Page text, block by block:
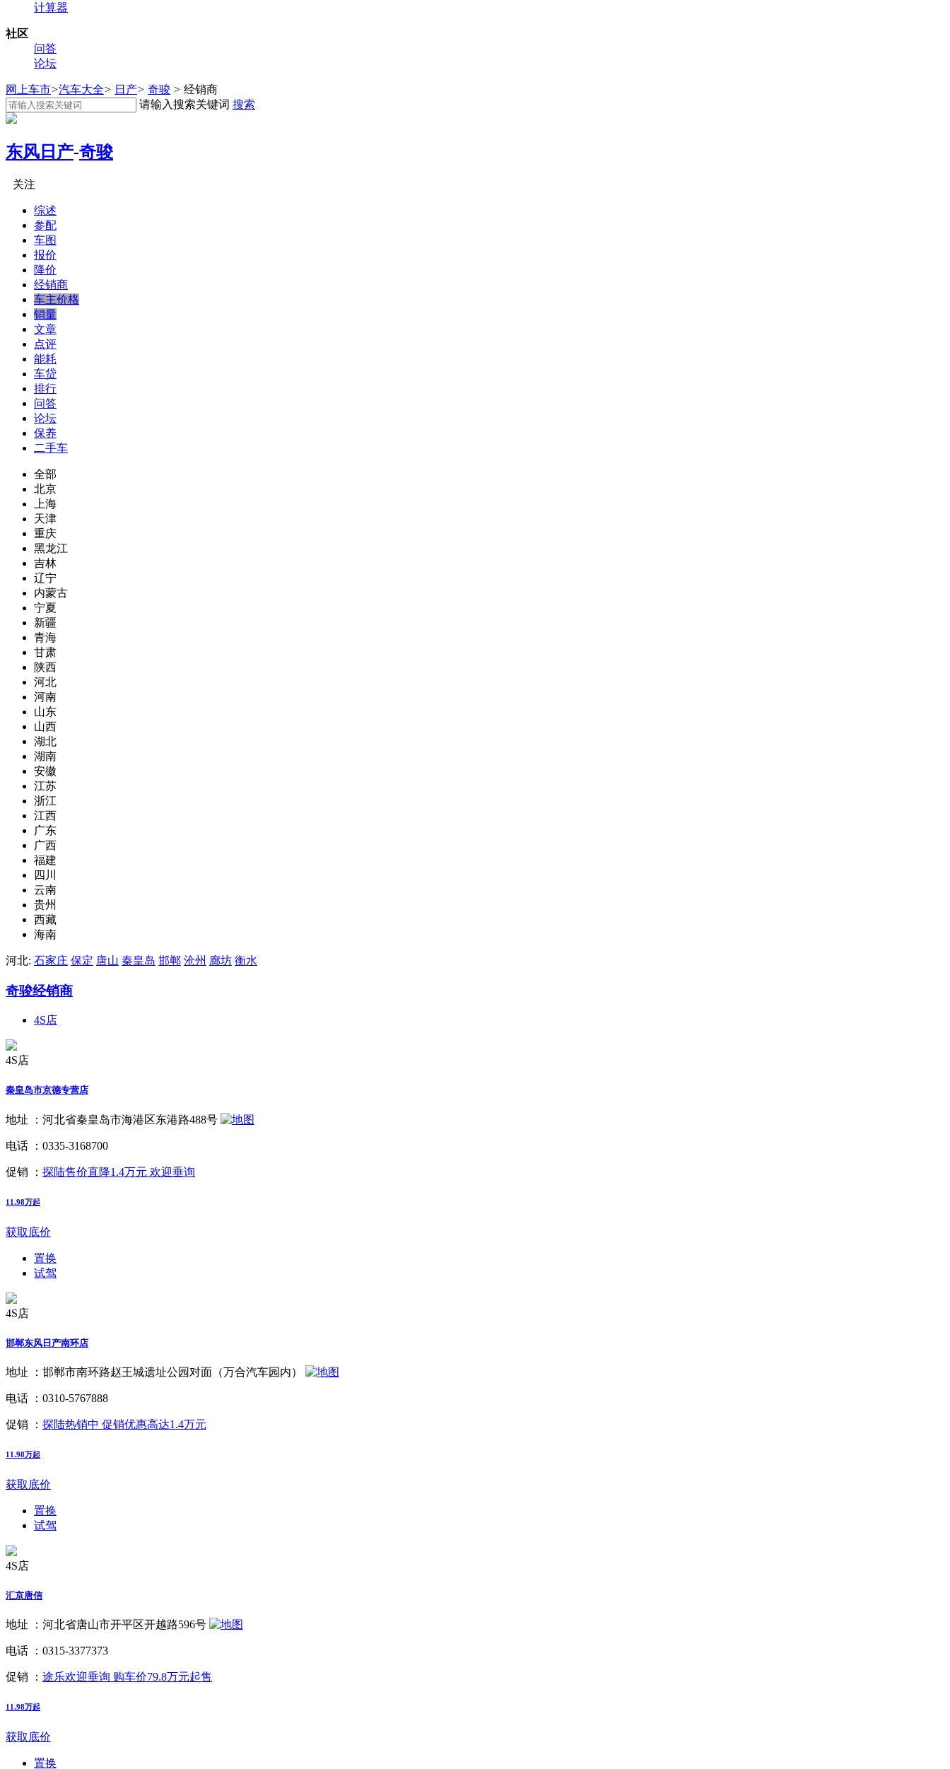
计算器
社区
问答
论坛
网上车市>汽车大全> 日产> 奇骏 > 经销商
请输入搜索关键词 搜索
东风日产-奇骏
关注
综述
参配
车图
报价
降价
经销商
车主价格
销量
文章
点评
能耗
车贷
排行
问答
论坛
保养
二手车
全部
北京
上海
天津
重庆
黑龙江
吉林
辽宁
内蒙古
宁夏
新疆
青海
甘肃
陕西
河北
河南
山东
山西
湖北
湖南
安徽
江苏
浙江
江西
广东
广西
福建
四川
云南
贵州
西藏
海南
河北: 石家庄 保定 唐山 秦皇岛 邯郸 沧州 廊坊 衡水
奇骏经销商
4S店
4S店
秦皇岛市京德专营店
地址 ： 河北省秦皇岛市海港区东港路488号
电话 ： 0335-3168700
促销 ： 探陆售价直降1.4万元 欢迎垂询
11.98万起
获取底价
置换
试驾
4S店
邯郸东风日产南环店
地址 ： 邯郸市南环路赵王城遗址公园对面（万合汽车园内）
电话 ： 0310-5767888
促销 ： 探陆热销中 促销优惠高达1.4万元
11.98万起
获取底价
置换
试驾
4S店
汇京唐信
地址 ： 河北省唐山市开平区开越路596号
电话 ： 0315-3377373
促销 ： 途乐欢迎垂询 购车价79.8万元起售
11.98万起
获取底价
置换